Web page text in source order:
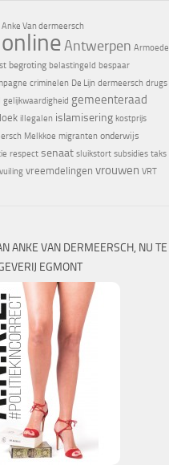
Anke Van dermeersch
Antwerpen Armoede
begroting belastingeld bespaar
criminelen De Lijn dermeersch drugs
gelijkwaardigheid gemeenteraad
illegalen islamisering kostprijs
Melkkoe migranten onderwijs
respect senaat sluikstort subsidies taks
vreemdelingen vrouwen VRT
ANKE VAN DERMEERSCH, NU TE
EGMONT